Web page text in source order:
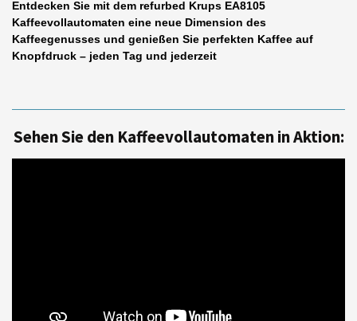
Entdecken Sie mit dem refurbed Krups EA8105
Kaffeevollautomaten eine neue Dimension des
Kaffeegenusses und genießen Sie perfekten Kaffee auf
Knopfdruck – jeden Tag und jederzeit
Sehen Sie den Kaffeevollautomaten in Aktion: